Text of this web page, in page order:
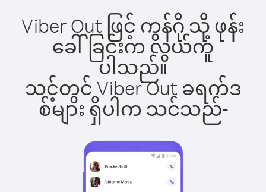
Viber Out ဖြင့် ကွန်ဂို သို့ ဖုန်း
ခေါ်ခြင်းက လွယ်ကူ
ပါသည်။
သင့်တွင် Viber Out ခရက်ဒ
စ်များ ရှိပါက သင်သည်-